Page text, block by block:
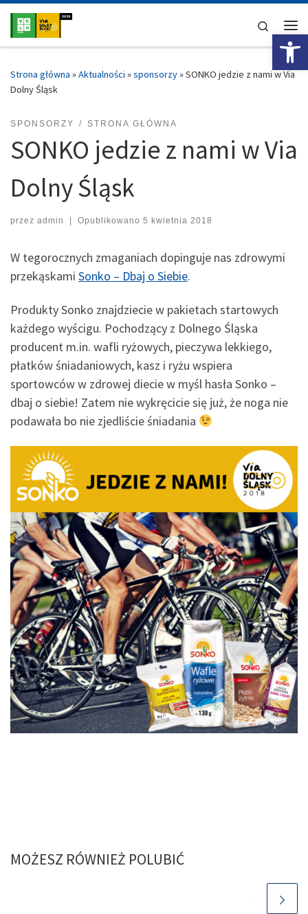
Przejdź do treści
Search
Strona główna »Aktualności »sponsorzy»SONKO jedzie z nami w Via
Dolny Śląsk
SPONSORZY STRONA GŁÓWNA
SONKO jedzie z nami w Via
Dolny Śląsk
przez admin | Opublikowano 5 kwietnia 2018
W tegorocznych zmaganiach dopinguje nas zdrowymi
przekąskami Sonko – Dbaj o Siebie.
Produkty Sonko znajdziecie w pakietach startowych
każdego wyścigu. Pochodzący z Dolnego Śląska
producent m.in. wafli ryżowych, pieczywa lekkiego,
płatków śniadaniowych, kasz i ryżu wspiera
sportowców w zdrowej diecie w myśl hasła Sonko –
dbaj o siebie! Zatem nie wykręcicie się już, że noga nie
podawała bo nie zjedliście śniadania
MOŻESZ RÓWNIEŻ POLUBIĆ